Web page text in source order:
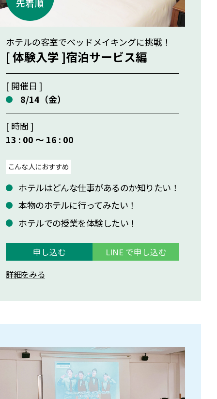
ホテルの客室でベッドメイキングに挑戦！
[ 体験入学 ]宿泊サービス編
[ 開催日 ]
8/14（金）
[ 時間 ]
13 : 00 〜 16 : 00
こんな人におすすめ
ホテルはどんな仕事があるのか知りたい！
本物のホテルに行ってみたい！
ホテルでの授業を体験したい！
申し込む
LINE で申し込む
詳細をみる